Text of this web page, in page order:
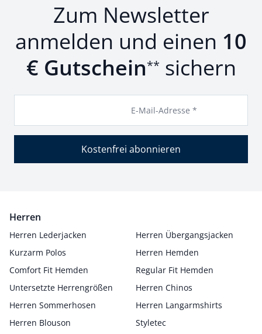
Zum Newsletter
anmelden und einen 10
€ Gutschein** sichern
E-Mail-Adresse *
Kostenfrei abonnieren
Herren
Herren Lederjacken
Herren Übergangsjacken
Kurzarm Polos
Herren Hemden
Comfort Fit Hemden
Regular Fit Hemden
Untersetzte Herrengrößen
Herren Chinos
Herren Sommerhosen
Herren Langarmshirts
Herren Blouson
Styletec